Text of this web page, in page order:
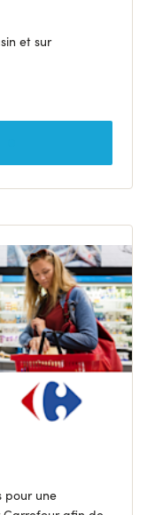
et sur
pour une